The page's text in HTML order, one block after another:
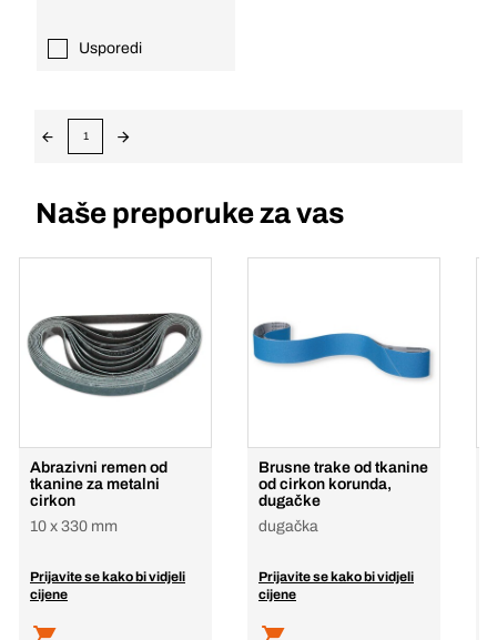
Usporedi
1
Naše preporuke za vas
Abrazivni remen od
tkanine za metalni
cirkon
10 x 330 mm
Prijavite se kako bi vidjeli
cijene
Brusne trake od tkanine
od cirkon korunda,
dugačke
dugačka
Prijavite se kako bi vidjeli
cijene